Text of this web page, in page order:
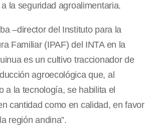
la seguridad agroalimentaria.
–director del Instituto para la
Familiar (IPAF) del INTA en la
es un cultivo traccionador de
agroecológica que, al
a la tecnología, se habilita el
cantidad como en calidad, en favor
región andina”.